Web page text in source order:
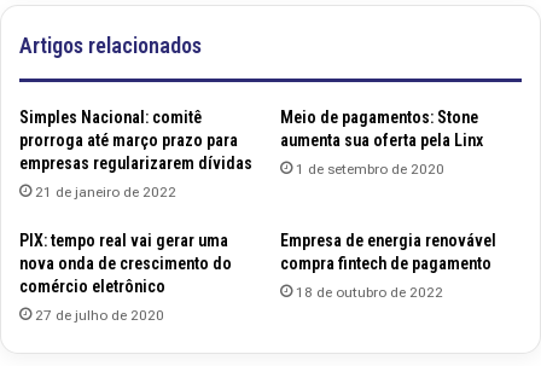
Artigos relacionados
Simples Nacional: comitê
prorroga até março prazo para
empresas regularizarem dívidas
21 de janeiro de 2022
Meio de pagamentos: Stone
aumenta sua oferta pela Linx
1 de setembro de 2020
PIX: tempo real vai gerar uma
nova onda de crescimento do
comércio eletrônico
27 de julho de 2020
Empresa de energia renovável
compra fintech de pagamento
18 de outubro de 2022